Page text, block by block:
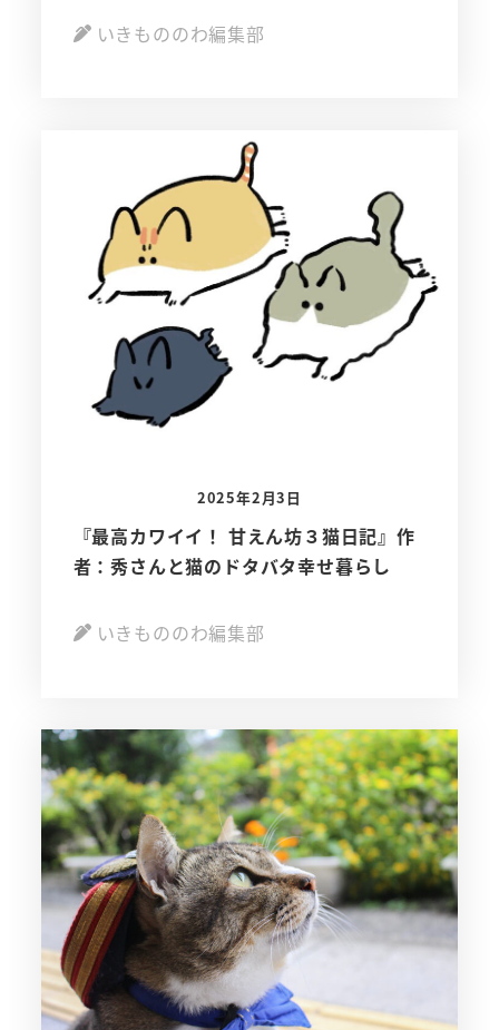
いきもののわ編集部
2025年2月3日
『最高カワイイ！ 甘えん坊３猫日記』作
者：秀さんと猫のドタバタ幸せ暮らし
いきもののわ編集部